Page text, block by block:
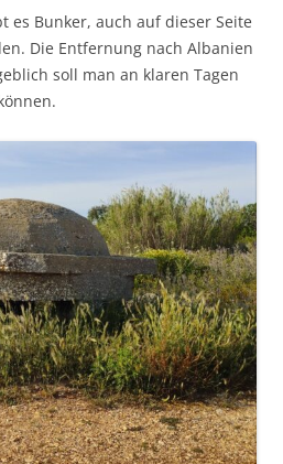
es Bunker, auch auf dieser Seite
Die Entfernung nach Albanien
soll man an klaren Tagen